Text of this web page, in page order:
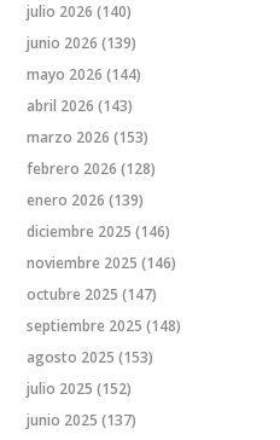
julio 2026 (140)
junio 2026 (139)
mayo 2026 (144)
abril 2026 (143)
marzo 2026 (153)
febrero 2026 (128)
enero 2026 (139)
diciembre 2025 (146)
noviembre 2025 (146)
octubre 2025 (147)
septiembre 2025 (148)
agosto 2025 (153)
julio 2025 (152)
junio 2025 (137)